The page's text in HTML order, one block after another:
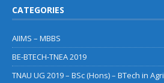
CATEGORIES
AIIMS – MBBS
BE-BTECH-TNEA 2019
TNAU UG 2019 – BSc (Hons) – BTech in Agri